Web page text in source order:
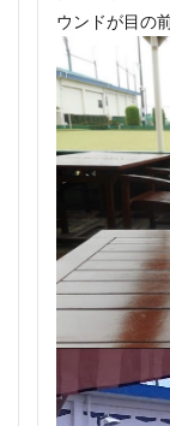
ウンドが目の